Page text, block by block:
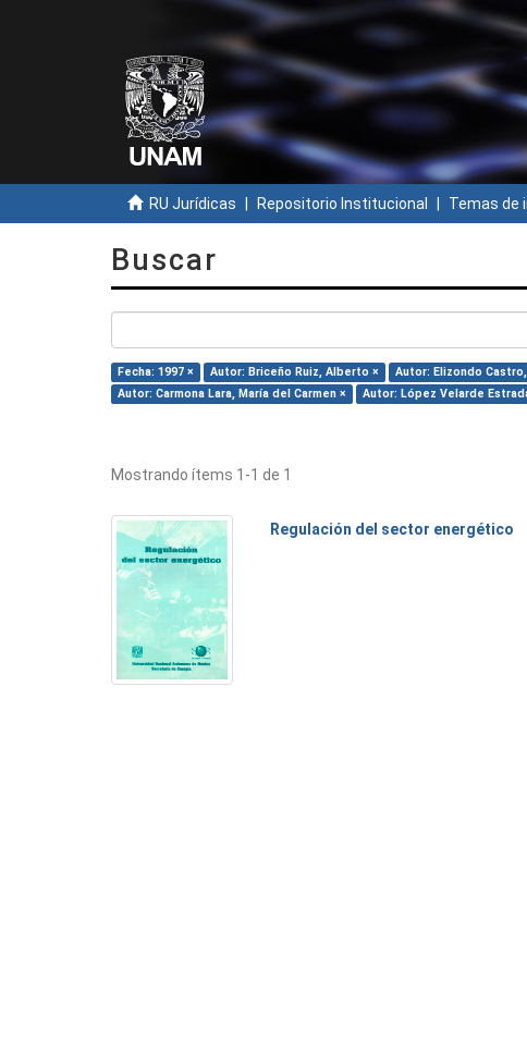
RU Jurídicas Repositorio Institucional Temas de
Buscar
Fecha: 1997 × Autor: Briceño Ruiz, Alberto × Autor: Elizondo
Autor: Carmona Lara, María del Carmen ×
Autor: López Velarde
Mostrando ítems 1-1 de 1
Regulación del sector energético